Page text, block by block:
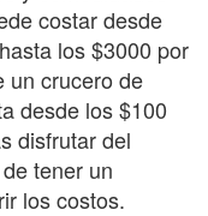
costar desde
los $3000 por
un crucero de
desde los $100
disfrutar del
tener un
los costos.